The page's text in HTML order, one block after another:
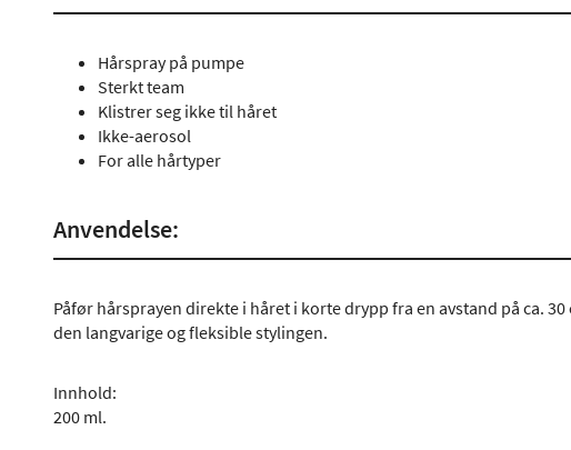
Hårspray på pumpe
Sterkt team
Klistrer seg ikke til håret
Ikke-aerosol
For alle hårtyper
Anvendelse:
Påfør hårsprayen direkte i håret i korte drypp fra en avstand på ca.
den langvarige og fleksible stylingen.
Innhold:
200 ml.